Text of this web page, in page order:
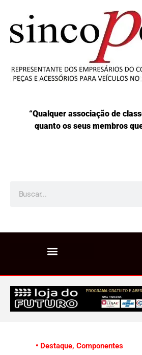
“Qualquer associação de
quanto os seus membros
• Destaque, Componentes